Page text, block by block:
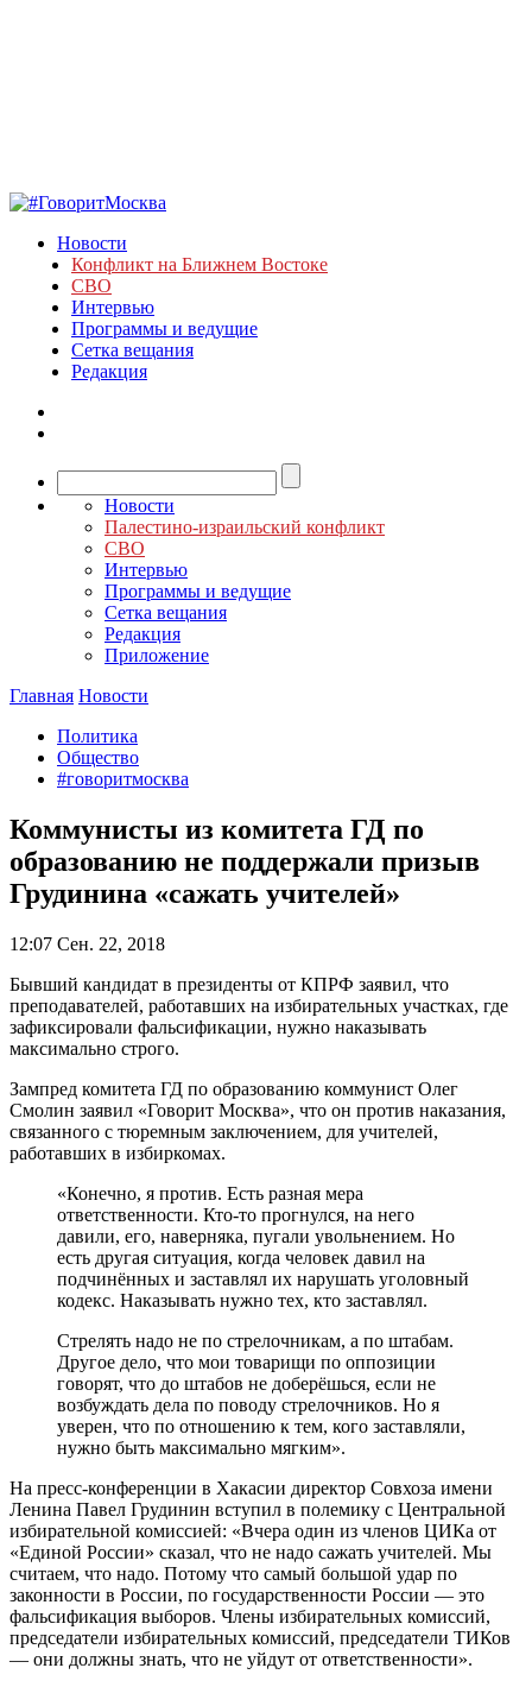
Новости
Конфликт на Ближнем Востоке
СВО
Интервью
Программы и ведущие
Сетка вещания
Редакция
Новости
Палестино-израильский конфликт
СВО
Интервью
Программы и ведущие
Сетка вещания
Редакция
Приложение
Главная Новости
Политика
Общество
#говоритмосква
Коммунисты из комитета ГД по
образованию не поддержали призыв
Грудинина «сажать учителей»
12:07 Сен. 22, 2018
Бывший кандидат в президенты от КПРФ заявил, что
преподавателей, работавших на избирательных участках, где
зафиксировали фальсификации, нужно наказывать
максимально строго.
Зампред комитета ГД по образованию коммунист Олег
Смолин заявил «Говорит Москва», что он против наказания,
связанного с тюремным заключением, для учителей,
работавших в избиркомах.
«Конечно, я против. Есть разная мера
ответственности. Кто-то прогнулся, на него
давили, его, наверняка, пугали увольнением. Но
есть другая ситуация, когда человек давил на
подчинённых и заставлял их нарушать уголовный
кодекс. Наказывать нужно тех, кто заставлял.
Стрелять надо не по стрелочникам, а по штабам.
Другое дело, что мои товарищи по оппозиции
говорят, что до штабов не доберёшься, если не
возбуждать дела по поводу стрелочников. Но я
уверен, что по отношению к тем, кого заставляли,
нужно быть максимально мягким».
На пресс-конференции в Хакасии директор Совхоза имени
Ленина Павел Грудинин вступил в полемику с Центральной
избирательной комиссией: «Вчера один из членов ЦИКа от
«Единой России» сказал, что не надо сажать учителей. Мы
считаем, что надо. Потому что самый большой удар по
законности в России, по государственности России — это
фальсификация выборов. Члены избирательных комиссий,
председатели избирательных комиссий, председатели ТИКов
— они должны знать, что не уйдут от ответственности».